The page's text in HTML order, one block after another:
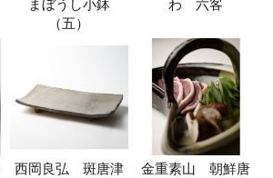
まぼうし小鉢
（五）
わ 六客
西岡良弘 斑唐津
金重素山 朝鮮唐